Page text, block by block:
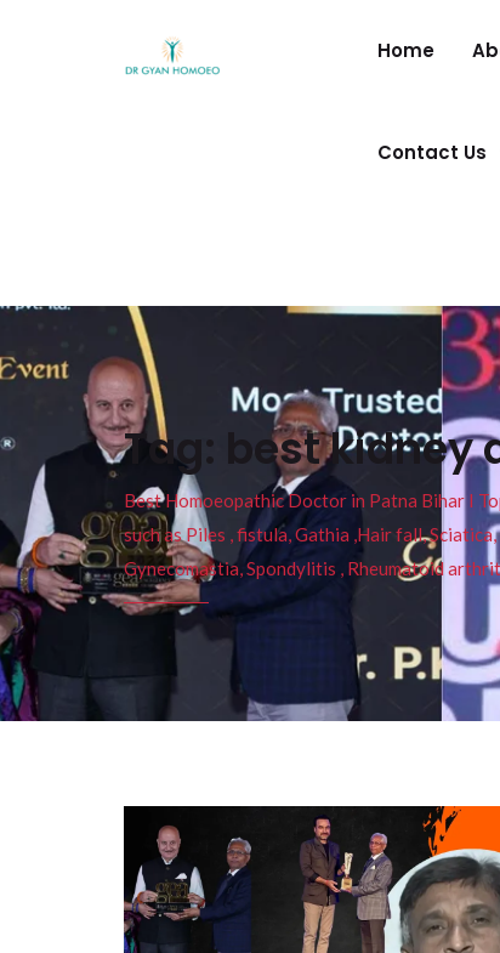
Home
Contact Us
Tag: best kidney
Best Homoeopathic Doctor in Patna Bihar I
such as Piles , fistula, Gathia ,Hair fall,
Gynecomastia, Spondylitis , Rheumatoid